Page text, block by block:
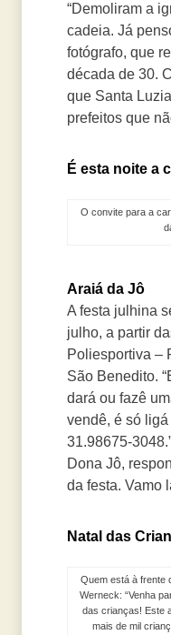
“Demoliram a
cadeia. Já
fotógrafo, que
década de 30.
que Santa
prefeitos que
É esta noite a
O convite para a
Araiá da Jô
A festa julhina
julho, a partir
Poliesportiva –
São Benedito.
dará ou fazê
vendê, é só
31.98675-
Dona Jô,
da festa. Vamo
Natal das
Quem está à frente
Werneck: “Venha
das crianças! Este
mais de mil